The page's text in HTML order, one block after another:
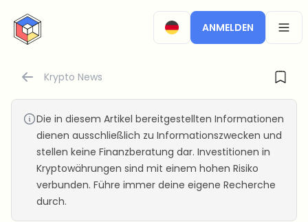
CryptoTicker
ANMELDEN
Krypto News
Die in diesem Artikel bereitgestellten Informationen
dienen ausschließlich zu Informationszwecken und
stellen keine Finanzberatung dar. Investitionen in
Kryptowährungen sind mit einem hohen Risiko
verbunden. Führe immer deine eigene Recherche
durch.